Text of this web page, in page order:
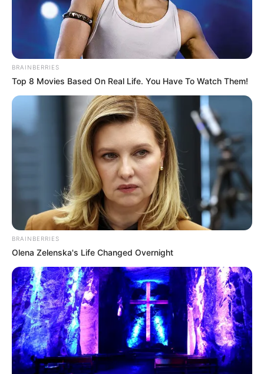
BRAINBERRIES
Top 8 Movies Based On Real Life. You Have To Watch Them!
BRAINBERRIES
Olena Zelenska's Life Changed Overnight